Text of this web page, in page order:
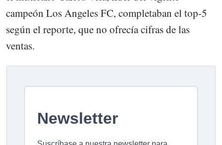
campeón Los Angeles FC, completaban el top-5
según el reporte, que no ofrecía cifras de las
ventas.